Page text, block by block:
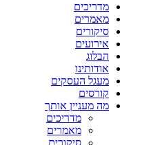
מדריכים
מאמרים
סיקורים
אירועים
הבלוג
אודותינו
מעגל העסקים
קורסים
מה מעניין אותך
מדריכים
מאמרים
סיקורים